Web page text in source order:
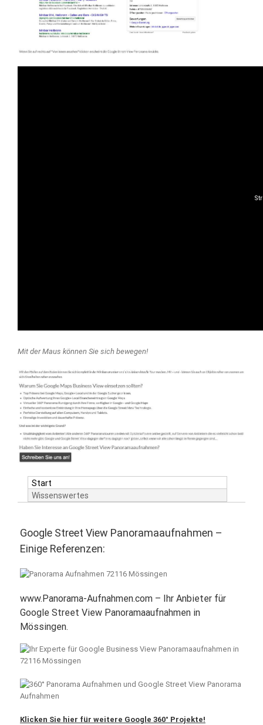
Mit der Maus können Sie sich bewegen!
Start
Wissenswertes
Google Street View Panoramaaufnahmen –
Einige Referenzen:
www.Panorama-Aufnahmen.com – Ihr Anbieter für
Google Street View Panoramaaufnahmen in
Mössingen.
Klicken Sie hier für weitere Google 360° Projekte!